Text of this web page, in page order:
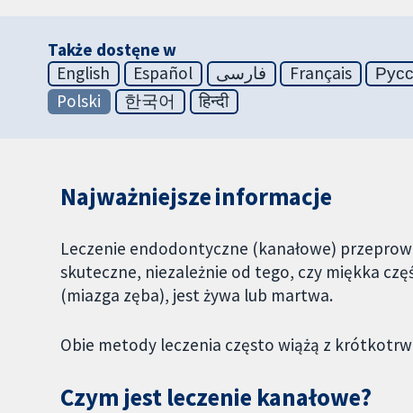
Także dostęne w
English
Español فارسی Français
Polski
한국어 हिन्दी
Najważniejsze informacje
Leczenie endodontyczne (kanałowe)
skuteczne, niezależnie od tego, czy miękka
(miazga zęba), jest żywa lub martwa.
Obie metody leczenia często wiążą z
Czym jest leczenie kanałowe?